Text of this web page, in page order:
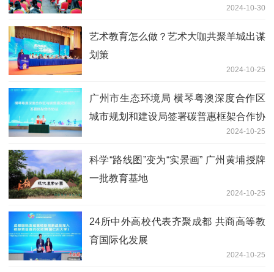
2024-10-30
艺术教育怎么做？艺术大咖共聚羊城出谋
划策
2024-10-25
广州市生态环境局 横琴粤澳深度合作区
城市规划和建设局签署碳普惠框架合作协
2024-10-25
科学“路线图”变为“实景画” 广州黄埔授牌
一批教育基地
2024-10-25
24所中外高校代表齐聚成都 共商高等教
育国际化发展
2024-10-25